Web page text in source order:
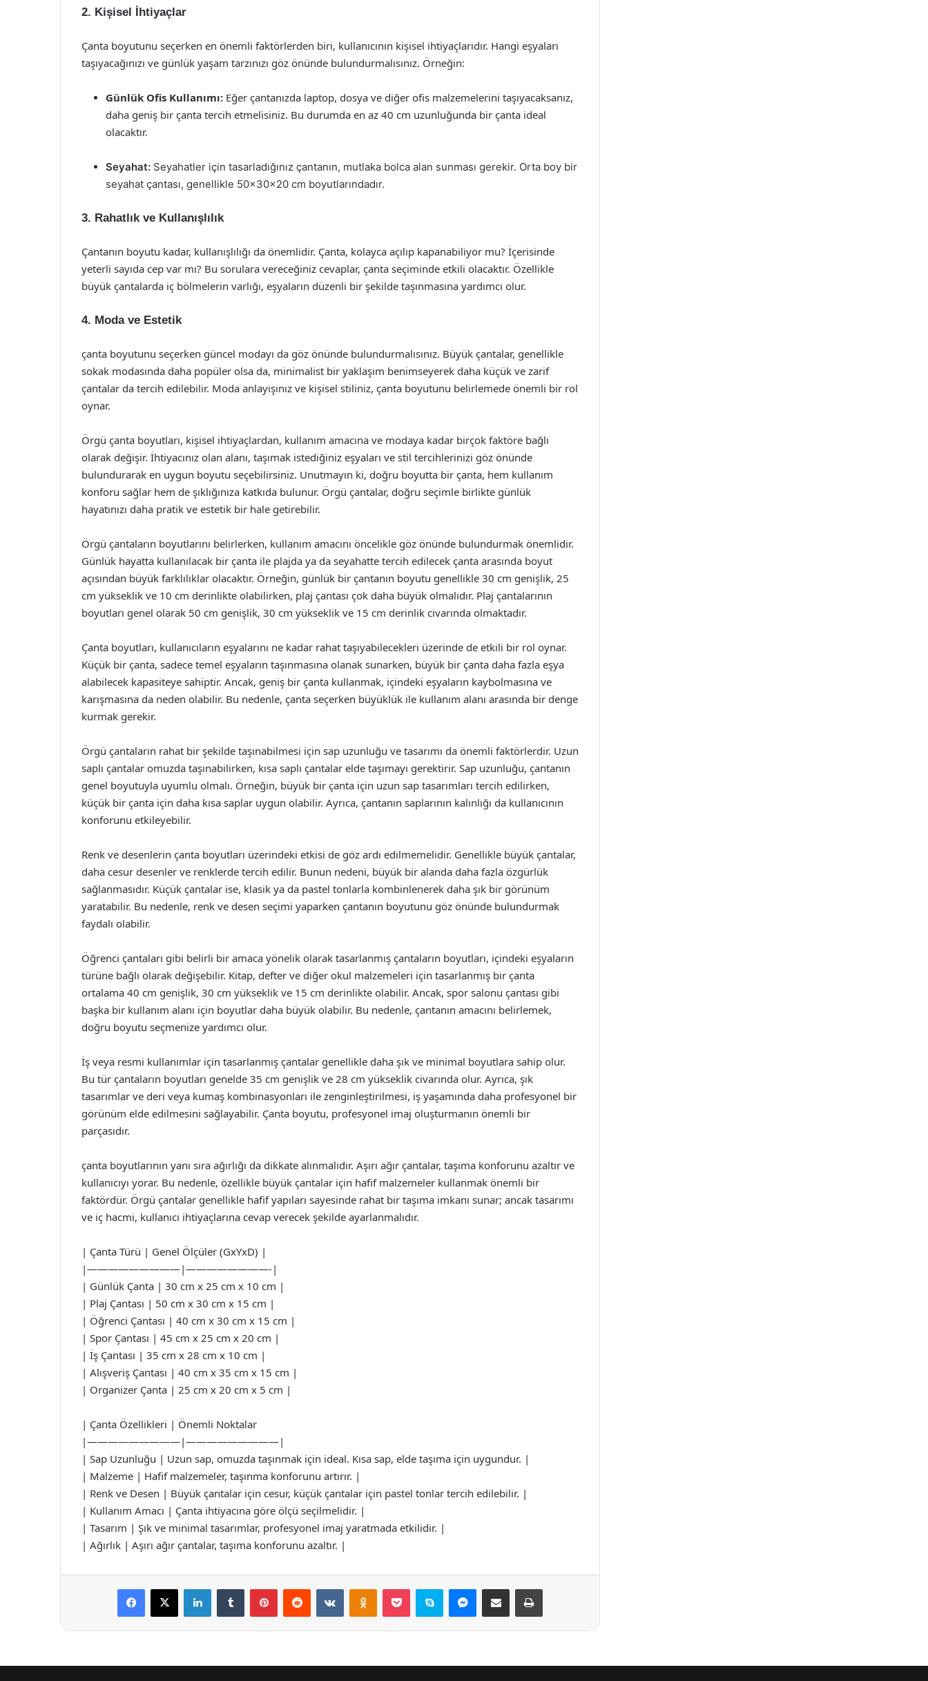
2. Kişisel İhtiyaçlar
Çanta boyutunu seçerken en önemli faktörlerden biri, kullanıcının kişisel ihtiyaçlarıdır. Hangi eşyaları
taşıyacağınızı ve günlük yaşam tarzınızı göz önünde bulundurmalısınız. Örneğin:
Günlük Ofis Kullanımı: Eğer çantanızda laptop, dosya ve diğer ofis malzemelerini taşıyacaksanız,
daha geniş bir çanta tercih etmelisiniz. Bu durumda en az 40 cm uzunluğunda bir çanta ideal
olacaktır.
Seyahat: Seyahatler için tasarladığınız çantanın, mutlaka bolca alan sunması gerekir. Orta boy bir
seyahat çantası, genellikle 50x30x20 cm boyutlarındadır.
3. Rahatlık ve Kullanışlılık
Çantanın boyutu kadar, kullanışlılığı da önemlidir. Çanta, kolayca açılıp kapanabiliyor mu? İçerisinde
yeterli sayıda cep var mı? Bu sorulara vereceğiniz cevaplar, çanta seçiminde etkili olacaktır. Özellikle
büyük çantalarda iç bölmelerin varlığı, eşyaların düzenli bir şekilde taşınmasına yardımcı olur.
4. Moda ve Estetik
çanta boyutunu seçerken güncel modayı da göz önünde bulundurmalısınız. Büyük çantalar, genellikle
sokak modasında daha popüler olsa da, minimalist bir yaklaşım benimseyerek daha küçük ve zarif
çantalar da tercih edilebilir. Moda anlayışınız ve kişisel stiliniz, çanta boyutunu belirlemede önemli bir rol
oynar.
Örgü çanta boyutları, kişisel ihtiyaçlardan, kullanım amacına ve modaya kadar birçok faktöre bağlı
olarak değişir. İhtiyacınız olan alanı, taşımak istediğiniz eşyaları ve stil tercihlerinizi göz önünde
bulundurarak en uygun boyutu seçebilirsiniz. Unutmayın ki, doğru boyutta bir çanta, hem kullanım
konforu sağlar hem de şıklığınıza katkıda bulunur. Örgü çantalar, doğru seçimle birlikte günlük
hayatınızı daha pratik ve estetik bir hale getirebilir.
Örgü çantaların boyutlarını belirlerken, kullanım amacını öncelikle göz önünde bulundurmak önemlidir.
Günlük hayatta kullanılacak bir çanta ile plajda ya da seyahatte tercih edilecek çanta arasında boyut
açısından büyük farklılıklar olacaktır. Örneğin, günlük bir çantanın boyutu genellikle 30 cm genişlik, 25
cm yükseklik ve 10 cm derinlikte olabilirken, plaj çantası çok daha büyük olmalıdır. Plaj çantalarının
boyutları genel olarak 50 cm genişlik, 30 cm yükseklik ve 15 cm derinlik civarında olmaktadır.
Çanta boyutları, kullanıcıların eşyalarını ne kadar rahat taşıyabilecekleri üzerinde de etkili bir rol oynar.
Küçük bir çanta, sadece temel eşyaların taşınmasına olanak sunarken, büyük bir çanta daha fazla eşya
alabilecek kapasiteye sahiptir. Ancak, geniş bir çanta kullanmak, içindeki eşyaların kaybolmasına ve
karışmasına da neden olabilir. Bu nedenle, çanta seçerken büyüklük ile kullanım alanı arasında bir denge
kurmak gerekir.
Örgü çantaların rahat bir şekilde taşınabilmesi için sap uzunluğu ve tasarımı da önemli faktörlerdir. Uzun
saplı çantalar omuzda taşınabilirken, kısa saplı çantalar elde taşımayı gerektirir. Sap uzunluğu, çantanın
genel boyutuyla uyumlu olmalı. Örneğin, büyük bir çanta için uzun sap tasarımları tercih edilirken,
küçük bir çanta için daha kısa saplar uygun olabilir. Ayrıca, çantanın saplarının kalınlığı da kullanıcının
konforunu etkileyebilir.
Renk ve desenlerin çanta boyutları üzerindeki etkisi de göz ardı edilmemelidir. Genellikle büyük çantalar,
daha cesur desenler ve renklerde tercih edilir. Bunun nedeni, büyük bir alanda daha fazla özgürlük
sağlanmasıdır. Küçük çantalar ise, klasik ya da pastel tonlarla kombinlenerek daha şık bir görünüm
yaratabilir. Bu nedenle, renk ve desen seçimi yaparken çantanın boyutunu göz önünde bulundurmak
faydalı olabilir.
Öğrenci çantaları gibi belirli bir amaca yönelik olarak tasarlanmış çantaların boyutları, içindeki eşyaların
türüne bağlı olarak değişebilir. Kitap, defter ve diğer okul malzemeleri için tasarlanmış bir çanta
ortalama 40 cm genişlik, 30 cm yükseklik ve 15 cm derinlikte olabilir. Ancak, spor salonu çantası gibi
başka bir kullanım alanı için boyutlar daha büyük olabilir. Bu nedenle, çantanın amacını belirlemek,
doğru boyutu seçmenize yardımcı olur.
İş veya resmi kullanımlar için tasarlanmış çantalar genellikle daha şık ve minimal boyutlara sahip olur.
Bu tür çantaların boyutları genelde 35 cm genişlik ve 28 cm yükseklik civarında olur. Ayrıca, şık
tasarımlar ve deri veya kumaş kombinasyonları ile zenginleştirilmesi, iş yaşamında daha profesyonel bir
görünüm elde edilmesini sağlayabilir. Çanta boyutu, profesyonel imaj oluşturmanın önemli bir
parçasıdır.
çanta boyutlarının yanı sıra ağırlığı da dikkate alınmalıdır. Aşırı ağır çantalar, taşıma konforunu azaltır ve
kullanıcıyı yorar. Bu nedenle, özellikle büyük çantalar için hafif malzemeler kullanmak önemli bir
faktördür. Örgü çantalar genellikle hafif yapıları sayesinde rahat bir taşıma imkanı sunar; ancak tasarımı
ve iç hacmi, kullanıcı ihtiyaçlarına cevap verecek şekilde ayarlanmalıdır.
| Çanta Türü | Genel Ölçüler (GxYxD) |
|—————————|————————-|
| Günlük Çanta | 30 cm x 25 cm x 10 cm |
| Plaj Çantası | 50 cm x 30 cm x 15 cm |
| Öğrenci Çantası | 40 cm x 30 cm x 15 cm |
| Spor Çantası | 45 cm x 25 cm x 20 cm |
| İş Çantası | 35 cm x 28 cm x 10 cm |
| Alışveriş Çantası | 40 cm x 35 cm x 15 cm |
| Organizer Çanta | 25 cm x 20 cm x 5 cm |
| Çanta Özellikleri | Önemli Noktalar
|—————————|—————————|
| Sap Uzunluğu | Uzun sap, omuzda taşınmak için ideal. Kısa sap, elde taşıma için uygundur. |
| Malzeme | Hafif malzemeler, taşınma konforunu artırır. |
| Renk ve Desen | Büyük çantalar için cesur, küçük çantalar için pastel tonlar tercih edilebilir. |
| Kullanım Amacı | Çanta ihtiyacına göre ölçü seçilmelidir. |
| Tasarım | Şık ve minimal tasarımlar, profesyonel imaj yaratmada etkilidir. |
| Ağırlık | Aşırı ağır çantalar, taşıma konforunu azaltır. |
Facebook
X LinkedInTumblr PinterestReddit VKontakteOdnoklassniki
Pocket Skype Messenger
E-Posta ile paylaş Yazdır